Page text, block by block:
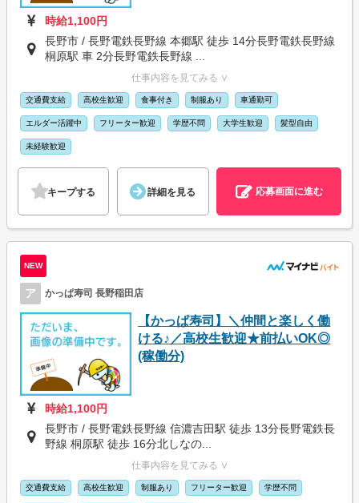
時給1,100円
長野市 / 長野電鉄長野線 本郷駅 徒歩 14分長野電鉄長野線
桐原駅 車 2分長野電鉄長野線 ...
仕事内容を見てみる ∨
交通費支給 高校生歓迎 食事付き 制服あり 車通勤可
エルダー活躍中 フリーター歓迎 学歴不問 大学生歓迎 髪型自由
未経験歓迎
キープする 詳細を見る 応募画面に進む
NEW
ア かっぱ寿司 長野稲田店
【かっぱ寿司】＼仲間と楽しく働
ける♪／高校生歓迎★前払いOK◎
(稼働分)
時給1,100円
長野市 / 長野電鉄長野線 信濃吉田駅 徒歩 13分長野電鉄長
野線 桐原駅 徒歩 16分北しなの...
仕事内容を見てみる ∨
交通費支給 高校生歓迎 制服あり フリーター歓迎 学歴不問